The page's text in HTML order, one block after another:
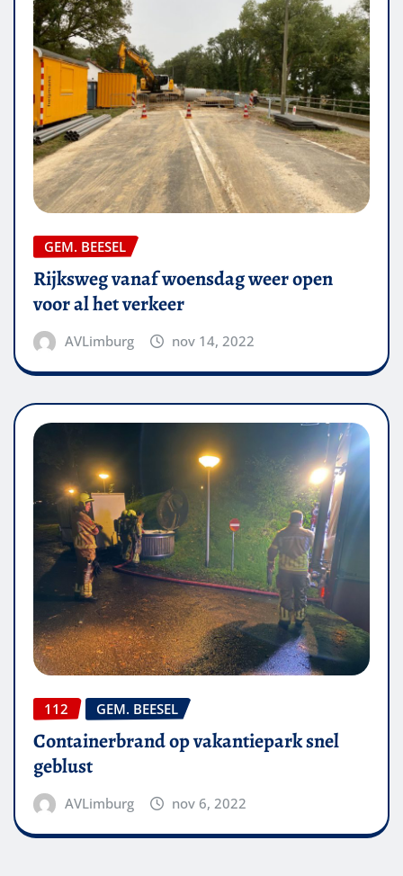
GEM. BEESEL
Rijksweg vanaf woensdag weer open
voor al het verkeer
AVLimburg nov 14, 2022
112 GEM. BEESEL
Containerbrand op vakantiepark snel
geblust
AVLimburg nov 6, 2022